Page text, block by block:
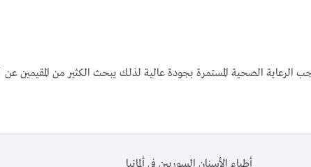
الصحية المستمرة بجودة عالية لذلك يبحث الكثير من المقيمين عن
أطباء الأسنان السوريين في ألمانيا